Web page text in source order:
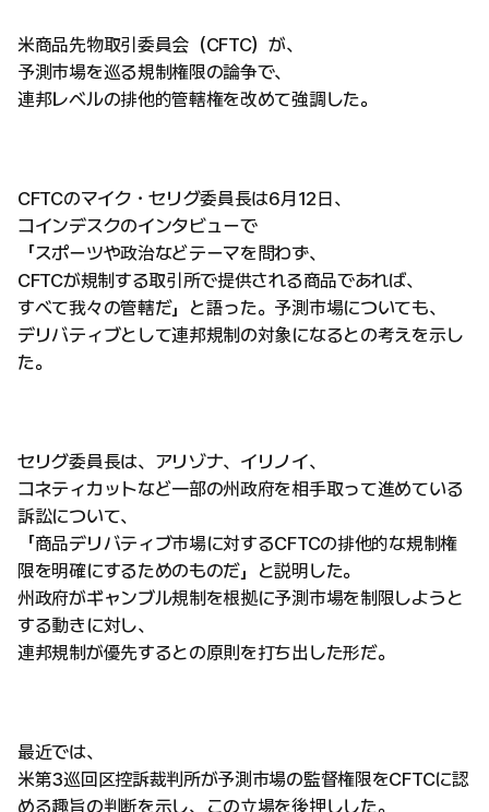
米商品先物取引委員会（CFTC）が、
予測市場を巡る規制権限の論争で、
連邦レベルの排他的管轄権を改めて強調した。
CFTCのマイク・セリグ委員長は6月12日、
コインデスクのインタビューで
「スポーツや政治などテーマを問わず、
CFTCが規制する取引所で提供される商品であれば、
すべて我々の管轄だ」と語った。予測市場についても、
デリバティブとして連邦規制の対象になるとの考えを示し
た。
セリグ委員長は、アリゾナ、イリノイ、
コネティカットなど一部の州政府を相手取って進めている
訴訟について、
「商品デリバティブ市場に対するCFTCの排他的な規制権
限を明確にするためのものだ」と説明した。
州政府がギャンブル規制を根拠に予測市場を制限しようと
する動きに対し、
連邦規制が優先するとの原則を打ち出した形だ。
最近では、
米第3巡回区控訴裁判所が予測市場の監督権限をCFTCに認
める趣旨の判断を示し、この立場を後押しした。